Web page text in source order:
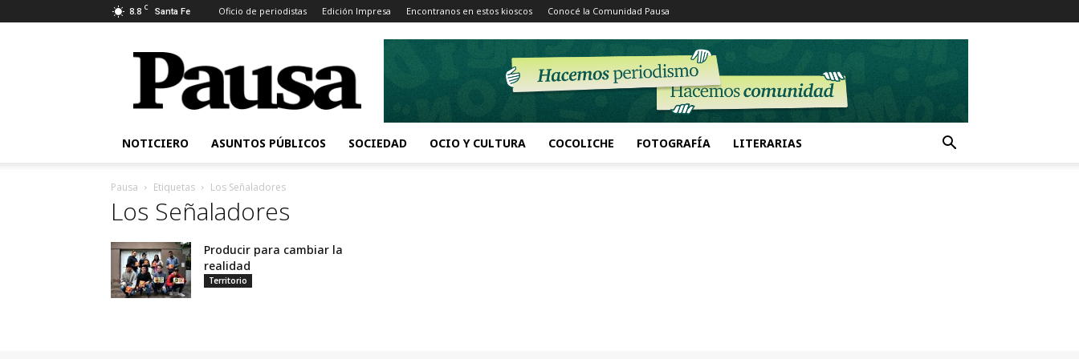
8.8 C Santa Fe Oficio de periodistas Edición Impresa Encontranos en estos kioscos Conocé la Comunidad Pausa
Pausa
NOTICIERO ASUNTOS PÚBLICOS SOCIEDAD OCIO Y CULTURA COCOLICHE FOTOGRAFÍA LITERARIAS
Pausa Etiquetas Los Señaladores
Los Señaladores
Producir para cambiar la
realidad
Territorio